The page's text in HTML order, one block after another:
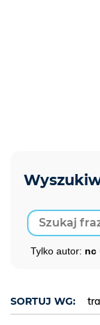
Tylko autor: nc
SORTUJ WG: